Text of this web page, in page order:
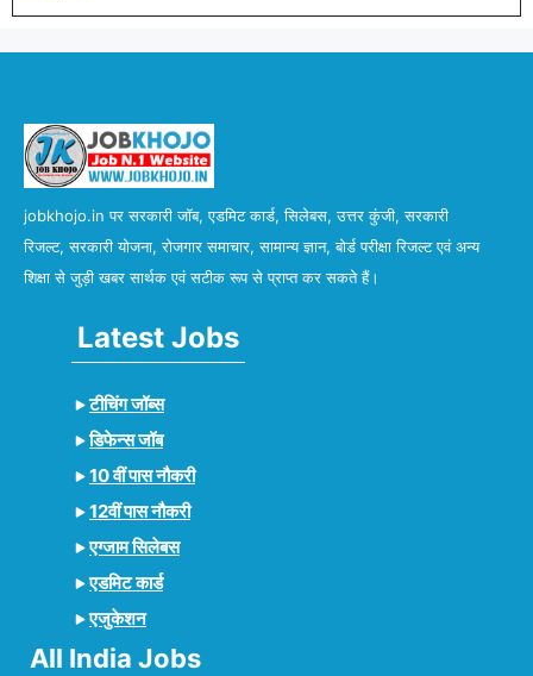
jobkhojo.in पर सरकारी जॉब, एडमिट कार्ड, सिलेबस, उत्तर कुंजी, सरकारी
रिजल्ट, सरकारी योजना, रोजगार समाचार, सामान्य ज्ञान, बोर्ड परीक्षा रिजल्ट एवं अन्य
शिक्षा से जुड़ी खबर सार्थक एवं सटीक रूप से प्राप्त कर सकते हैं।
Latest Jobs
टीचिंग जॉब्स
डिफेन्स जॉब
10 वीं पास नौकरी
12वीं पास नौकरी
एग्जाम सिलेबस
एडमिट कार्ड
एजुकेशन
All India Jobs